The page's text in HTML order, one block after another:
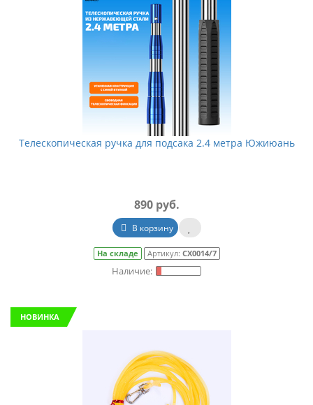
Телескопическая ручка для подсака 2.4 метра Южиюань
890 руб.
В корзину
На складе Артикул: СХ0014/7
НОВИНКА